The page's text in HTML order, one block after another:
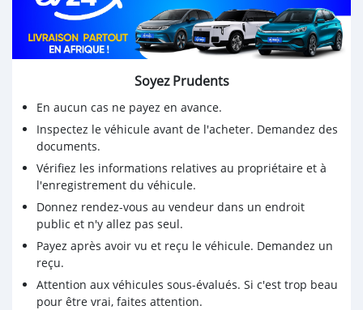
100% Trusted & Very Reliable Vehicle Everything is in
Perfectly Working Condition. No Electrically &
Mechanically Issues. You don't require to do any major
or minor service at all. Just Buy & Drive.
For More Info : Mohd000971@hotmail.com
Soyez Prudents
En aucun cas ne payez en avance.
Inspectez le véhicule avant de l'acheter. Demandez des
documents.
Vérifiez les informations relatives au propriétaire et à
l'enregistrement du véhicule.
Donnez rendez-vous au vendeur dans un endroit
public et n'y allez pas seul.
Payez après avoir vu et reçu le véhicule. Demandez un
reçu.
Attention aux véhicules sous-évalués. Si c'est trop beau
pour être vrai, faites attention.